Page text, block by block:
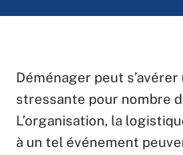
Déménager peut
stressante pour nombre
L’organisation, la
à un tel événement